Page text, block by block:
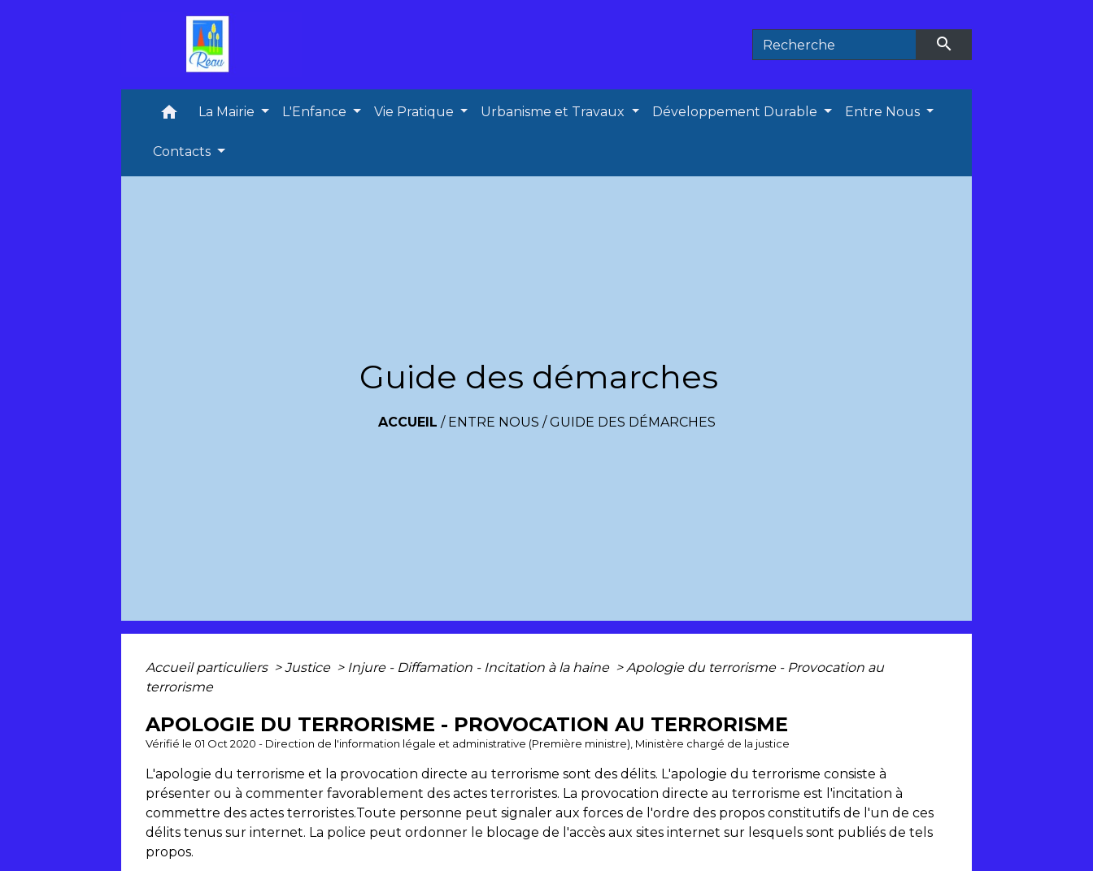
search
home La Mairie L'Enfance Vie Pratique Urbanisme et Travaux Développement Durable Entre Nous
Contacts
Guide des démarches
ACCUEIL / ENTRE NOUS /GUIDE DES DÉMARCHES
Accueil particuliers > Justice > Injure - Diffamation - Incitation à la haine > Apologie du terrorisme - Provocation au
terrorisme
APOLOGIE DU TERRORISME - PROVOCATION AU TERRORISME
Vérifié le 01 Oct 2020 - Direction de l'information légale et administrative (Première ministre), Ministère chargé de la justice
L'apologie du terrorisme et la provocation directe au terrorisme sont des délits. L'apologie du terrorisme consiste à
présenter ou à commenter favorablement des actes terroristes. La provocation directe au terrorisme est l'incitation à
commettre des actes terroristes.Toute personne peut signaler aux forces de l'ordre des propos constitutifs de l'un de ces
délits tenus sur internet. La police peut ordonner le blocage de l'accès aux sites internet sur lesquels sont publiés de tels
propos.